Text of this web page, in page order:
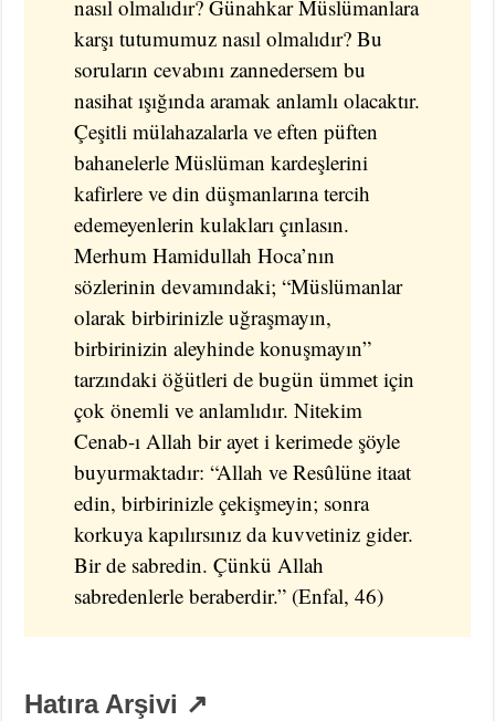
nasıl olmalıdır? Günahkar Müslümanlara
karşı tutumumuz nasıl olmalıdır? Bu
soruların cevabını zannedersem bu
nasihat ışığında aramak anlamlı olacaktır.
Çeşitli mülahazalarla ve eften püften
bahanelerle Müslüman kardeşlerini
kafirlere ve din düşmanlarına tercih
edemeyenlerin kulakları çınlasın.
Merhum Hamidullah Hoca’nın
sözlerinin devamındaki; “Müslümanlar
olarak birbirinizle uğraşmayın,
birbirinizin aleyhinde konuşmayın”
tarzındaki öğütleri de bugün ümmet için
çok önemli ve anlamlıdır. Nitekim
Cenab-ı Allah bir ayet i kerimede şöyle
buyurmaktadır: “Allah ve Resûlüne itaat
edin, birbirinizle çekişmeyin; sonra
korkuya kapılırsınız da kuvvetiniz gider.
Bir de sabredin. Çünkü Allah
sabredenlerle beraberdir.” (Enfal, 46)
Hatıra Arşivi ↗